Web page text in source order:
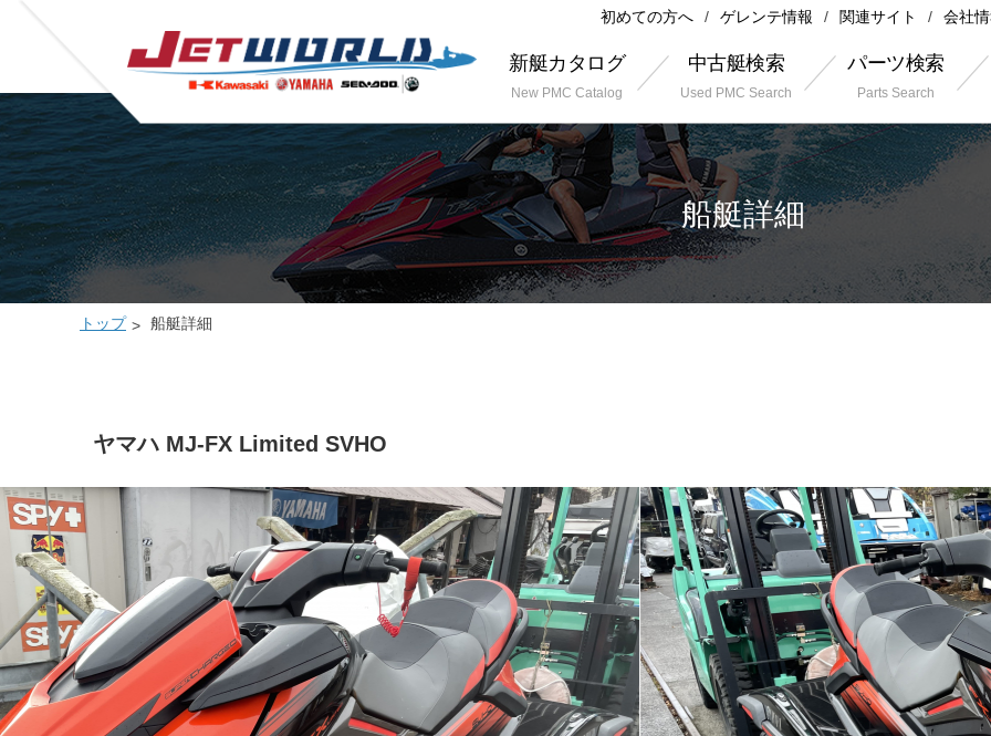
初めての方へ ゲレンテ情報 関連サイト 会社
新艇カタログ
New PMC Catalog
中古艇検索
Used PMC Search
パーツ検索
Parts Search
船艇詳細
トップ 船艇詳細
ヤマハ MJ-FX Limited SVHO